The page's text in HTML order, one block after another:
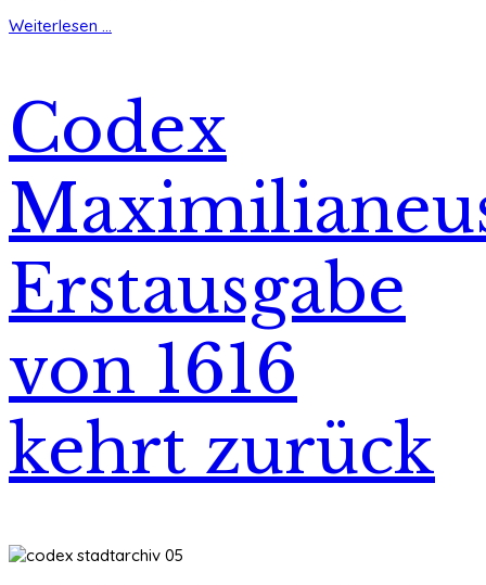
Weiterlesen ...
Codex
Erstausgabe
von 1616
kehrt zurück